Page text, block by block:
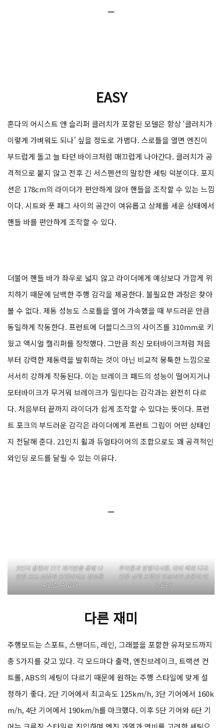
ㅡ
EASY
혼다의 어시스트 앤 슬리퍼 클러치가 포함된 모델은 항상 ‘클러치가
이렇게 가벼워도 되나’ 싶을 정도로 가볍다. 스로틀을 열면 엔진이
부드럽게 돌고 늘 타던 바이크처럼 매끄럽게 나아간다. 클러치가 공
격적으로 붙지 않고 전후 긴 서스펜션의 말캉한 세팅 덕분이다. 포지
션은 178cm의 라이더가 편안하게 앉아 핸들을 조작할 수 있는 느낌
이다. 시트와 풋 패그 사이의 공간이 여유롭고 상체를 세운 상태에서
핸들 바를 편안하게 조작할 수 있다.
더불어 핸들 바가 좌우로 넓지 않고 라이더에게 예상보다 가깝게 위
치하기 때문에 담백한 주행 감각을 제공한다. 불필요한 과장은 찾아
볼 수 없다. 제동 성능도 스로틀을 열어 가속했을 때 부드러운 만큼
동일하게 작동한다. 프런트에 더블디스크의 사이즈를 310mm로 키
웠고 액시얼 캘리퍼를 장착했다. 그만큼 최신 모터바이크처럼 처음
부터 강력한 제동력을 발휘하는 것이 아닌 비교적 뭉툭한 느낌으로
서서히 강하게 작동된다. 이는 브레이크 패드의 성능이 떨어지거나
모터바이크가 무거워 브레이크가 밀린다는 감각과는 완전히 다르
다. 처음부터 끝까지 라이더가 쉽게 조작할 수 있다는 뜻이다. 프런
트 포크의 부드러운 감각은 라이더에게 프런트 그립이 어떤 상태인
지 전달해 준다. 21인치 휠과 듀얼타이어의 조합으로도 꽤 공격적인
와인딩 로드를 달릴 수 있는 이유다.
ㅡ
5인치 풀컬러 TFT 계기반을 통해 다
양한 모드 설정과 모터바이크 정보를
확인할 수 있다
후미등과 방향지시등, 리어 랙의 디자
인은 상위 모델인 아프리카 트윈이 떠
오른다
다른 재미
주행모드는 스포트, 스탠더드, 레인, 그래블을 포함한 유저모드까지
총 5가지를 갖고 있다. 각 모드마다 출력, 엔진브레이크, 트랙션 컨
트롤, ABS의 세팅이 다르기 때문에 원하는 주행 스타일에 맞게 설
정하기 좋다. 2단 기어에서 최고속도 125km/h, 3단 기어에서 160k
m/h, 4단 기어에서 190km/h를 마크했다. 이후 5단 기어와 6단 기